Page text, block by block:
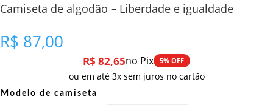
Camiseta de algodão – Liberdade e igualdade
R$ 87,00
R$ 82,65no Pix 5% OFF
ou em até 3x sem juros no cartão
Modelo de camiseta